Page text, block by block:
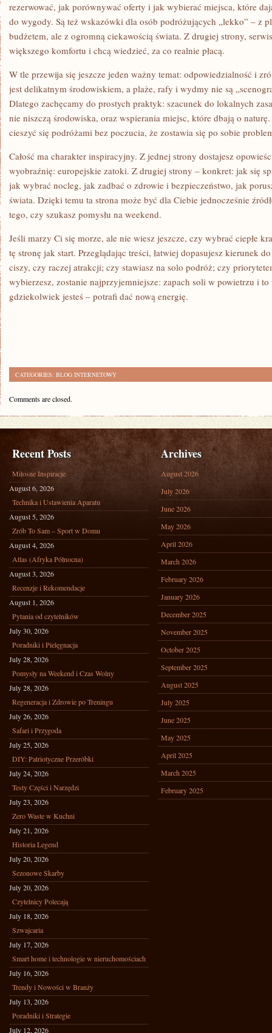
rezerwować, jak porównywać oferty i jak wybierać miejsca, które
do wygody. Są też wskazówki dla osób podróżujących „lekko” – z
budżetem, ale z ogromną ciekawością świata. Z drugiej strony,
większego komfortu i chcą wiedzieć, za co realnie płacą.
W tle przewija się jeszcze jeden ważny temat: odpowiedzialność i
jest delikatnym środowiskiem, a plaże, rafy i wydmy nie są
Dlatego zachęcamy do prostych praktyk: szacunek do lokalnych
nie niszczą środowiska, oraz wspierania miejsc, które dbają o
cieszyć się podróżami bez poczucia, że zostawia się po sobie
Całość ma charakter inspiracyjny. Z jednej strony dostajesz
wyobraźnię: europejskie zatoki. Z drugiej strony – konkret: jak się
jak wybrać nocleg, jak zadbać o zdrowie i bezpieczeństwo, jak
świata. Dzięki temu ta strona może być dla Ciebie jednocześnie
tego, czy szukasz pomysłu na weekend.
Jeśli marzy Ci się morze, ale nie wiesz jeszcze, czy wybrać ciepłe
tę stronę jak start. Przeglądając treści, łatwiej dopasujesz kierunek
ciszy, czy raczej atrakcji; czy stawiasz na solo podróż; czy
wybierzesz, zostanie najprzyjemniejsze: zapach soli w powietrzu i
gdziekolwiek jesteś – potrafi dać nową energię.
CATEGORIES: BLOG INTERNETOWY
Comments are closed.
Recent Posts
Miłosne Inspiracje
August 6, 2026
Technika i Ustawienia Aparatu
August 5, 2026
Zrób To Sam – Sport w Domu
August 4, 2026
Atlas (Afryka Północna)
August 3, 2026
Recenzje i Rekomendacje
August 1, 2026
Pytania od czytelników
July 30, 2026
Poradniki i Pielęgnacja
July 28, 2026
Pomysły na Weekend i Czas Wolny
July 28, 2026
Regeneracja i Zdrowie po Treningu
July 26, 2026
Safari i Przygoda
July 25, 2026
DIY: Patriotyczne Przeróbki
July 24, 2026
Testy Części i Narzędzi
July 23, 2026
Zero Waste w Kuchni
July 21, 2026
Historia Legend
July 20, 2026
Sezonowe Skarby
July 20, 2026
Czytelnicy Polecają
July 18, 2026
Szwajcaria
July 17, 2026
Smart home i technologie w nieruchomościach
July 16, 2026
Trendy i Nowości w Branży
July 13, 2026
Poradniki i Strategie
July 12, 2026
Archives
August 2026
July 2026
June 2026
May 2026
April 2026
March 2026
February 2026
January 2026
December 2025
November 2025
October 2025
September 2025
August 2025
July 2025
June 2025
May 2025
April 2025
March 2025
February 2025